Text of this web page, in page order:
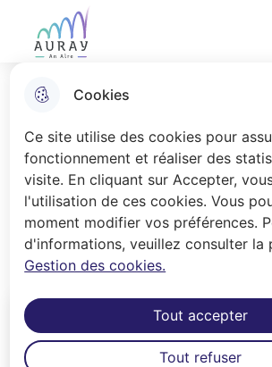
Cookies
Ce site utilise des cookies pour
fonctionnement et réaliser des
visite. En cliquant sur Accepter,
l'utilisation de ces cookies. Vous
moment modifier vos préférences.
d'informations, veuillez consulter la
Gestion des cookies.
Tout accepter
Tout refuser
Aller
au
menu
Ville Auray
Accueil
Présentation de vos élus
verbaux des conseils